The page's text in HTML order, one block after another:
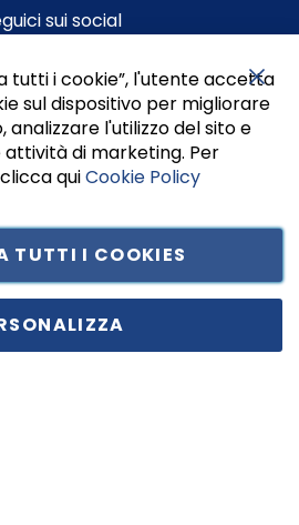
sui social
80026 Casoria (NA) - C.F. 05834470634 -
tutti i cookie”, l'utente accetta
sul dispositivo per migliorare
analizzare l'utilizzo del sito e
di marketing. Per
quiCookie Policy
TUTTI I COOKIES